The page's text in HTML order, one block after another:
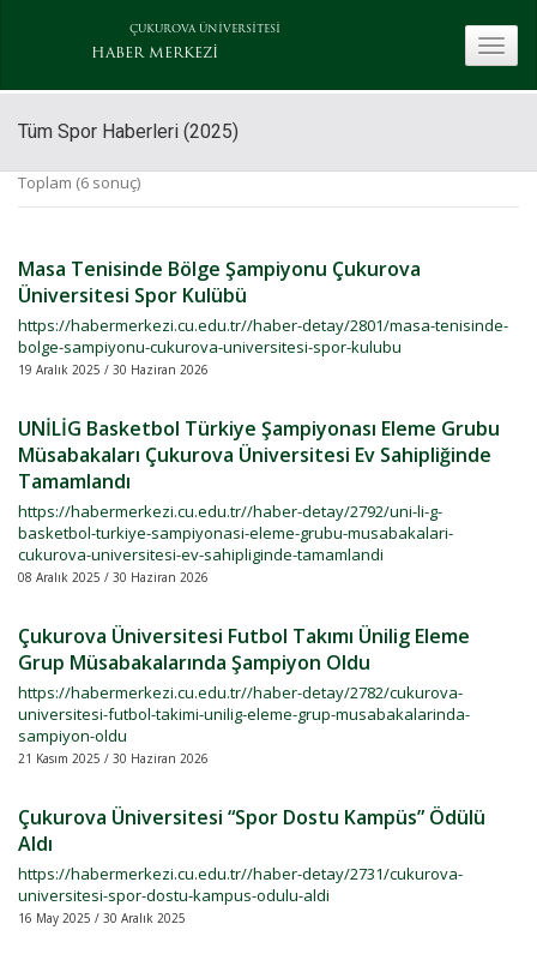
ÇUKUROVA ÜNİVERSİTESİ
HABER MERKEZİ
Tüm Spor Haberleri (2025)
Toplam (6 sonuç)
Masa Tenisinde Bölge Şampiyonu Çukurova
Üniversitesi Spor Kulübü
https://habermerkezi.cu.edu.tr//haber-detay/2801/masa-tenisinde-
bolge-sampiyonu-cukurova-universitesi-spor-kulubu
19 Aralık 2025 / 30 Haziran 2026
UNİLİG Basketbol Türkiye Şampiyonası Eleme Grubu
Müsabakaları Çukurova Üniversitesi Ev Sahipliğinde
Tamamlandı
https://habermerkezi.cu.edu.tr//haber-detay/2792/uni-li-g-
basketbol-turkiye-sampiyonasi-eleme-grubu-musabakalari-
cukurova-universitesi-ev-sahipliginde-tamamlandi
08 Aralık 2025 / 30 Haziran 2026
Çukurova Üniversitesi Futbol Takımı Ünilig Eleme
Grup Müsabakalarında Şampiyon Oldu
https://habermerkezi.cu.edu.tr//haber-detay/2782/cukurova-
universitesi-futbol-takimi-unilig-eleme-grup-musabakalarinda-
sampiyon-oldu
21 Kasım 2025 / 30 Haziran 2026
Çukurova Üniversitesi “Spor Dostu Kampüs” Ödülü
Aldı
https://habermerkezi.cu.edu.tr//haber-detay/2731/cukurova-
universitesi-spor-dostu-kampus-odulu-aldi
16 May 2025 / 30 Aralık 2025